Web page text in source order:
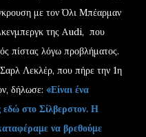
με τον Όλι Μπέαρμαν
της Audi, που
πίστας λόγω προβλήματος.
Λεκλέρ, που πήρε την 1η
δήλωσε: «Είναι ένα
εδώ στο Σίλβερστον. Η
να βρεθούμε